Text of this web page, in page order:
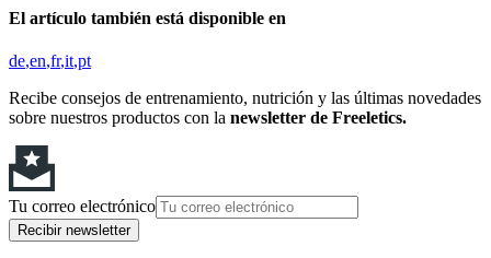
El artículo también está disponible en
de en fr it pt
Recibe consejos de entrenamiento, nutrición y las últimas novedades
sobre nuestros productos con la newsletter de Freeletics.
Tu correo electrónico
Recibir newsletter